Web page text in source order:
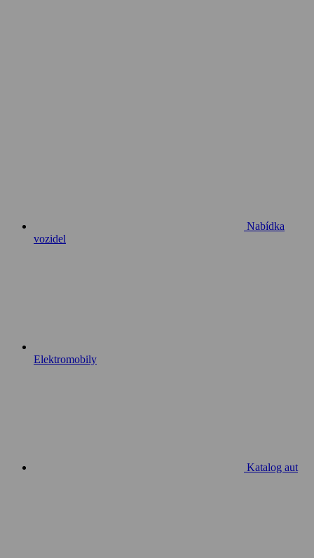
Nabídka
vozidel
Elektromobily
Katalog aut